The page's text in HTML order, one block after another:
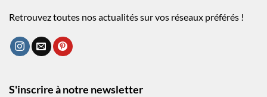
Retrouvez toutes nos actualités sur vos réseaux préférés !
S'inscrire à notre newsletter